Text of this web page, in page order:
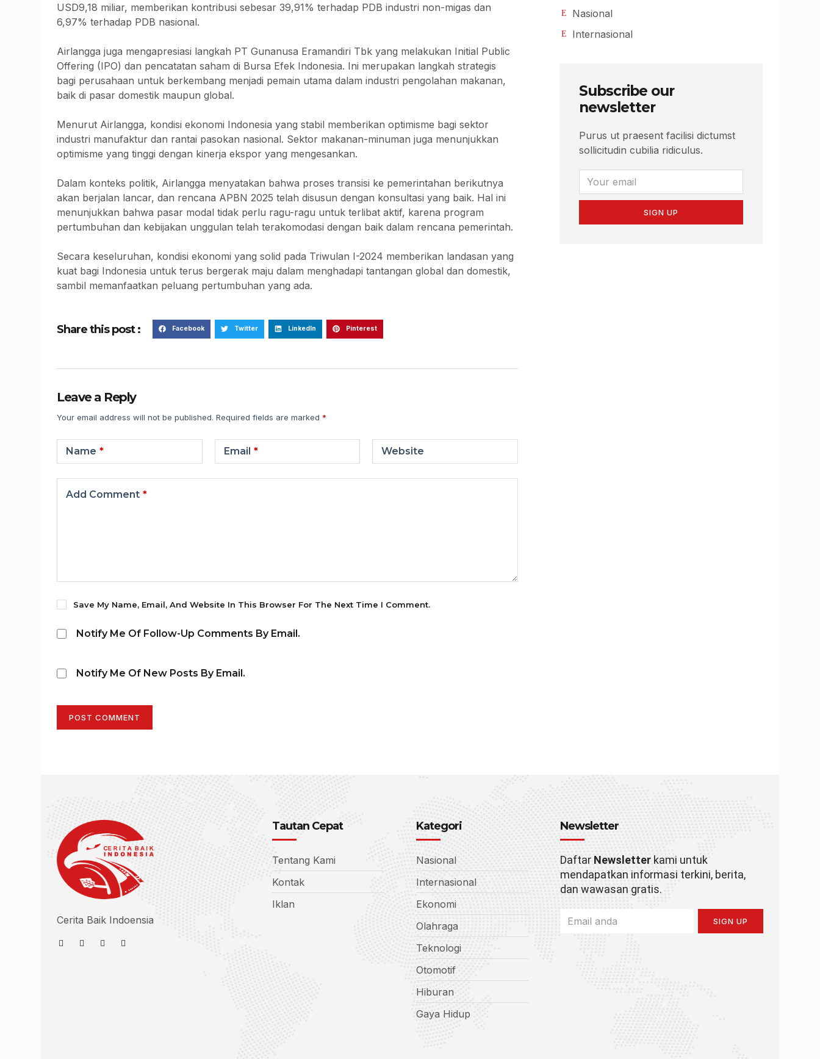
USD9,18 miliar, memberikan kontribusi sebesar 39,91% terhadap PDB industri non-migas dan
6,97% terhadap PDB nasional.
Airlangga juga mengapresiasi langkah PT Gunanusa Eramandiri Tbk yang melakukan Initial Public
Offering (IPO) dan pencatatan saham di Bursa Efek Indonesia. Ini merupakan langkah strategis
bagi perusahaan untuk berkembang menjadi pemain utama dalam industri pengolahan makanan,
baik di pasar domestik maupun global.
Menurut Airlangga, kondisi ekonomi Indonesia yang stabil memberikan optimisme bagi sektor
industri manufaktur dan rantai pasokan nasional. Sektor makanan-minuman juga menunjukkan
optimisme yang tinggi dengan kinerja ekspor yang mengesankan.
Dalam konteks politik, Airlangga menyatakan bahwa proses transisi ke pemerintahan berikutnya
akan berjalan lancar, dan rencana APBN 2025 telah disusun dengan konsultasi yang baik. Hal ini
menunjukkan bahwa pasar modal tidak perlu ragu-ragu untuk terlibat aktif, karena program
pertumbuhan dan kebijakan unggulan telah terakomodasi dengan baik dalam rencana pemerintah.
Secara keseluruhan, kondisi ekonomi yang solid pada Triwulan I-2024 memberikan landasan yang
kuat bagi Indonesia untuk terus bergerak maju dalam menghadapi tantangan global dan domestik,
sambil memanfaatkan peluang pertumbuhan yang ada.
Share this post : Facebook Twitter LinkedIn Pinterest
Leave a Reply
Your email address will not be published. Required fields are marked *
Name * Email * Website
Add Comment *
Save My Name, Email, And Website In This Browser For The Next Time I Comment.
Notify Me Of Follow-Up Comments By Email.
Notify Me Of New Posts By Email.
POST COMMENT
Nasional
Internasional
Subscribe our
newsletter
Purus ut praesent facilisi dictumst
sollicitudin cubilia ridiculus.
SIGN UP
Cerita Baik Indoensia
Tautan Cepat
Tentang Kami
Kontak
Iklan
Kategori
Nasional
Internasional
Ekonomi
Olahraga
Teknologi
Otomotif
Hiburan
Gaya Hidup
Newsletter
Daftar Newsletterkami untuk
mendapatkan informasi terkini, berita,
dan wawasan gratis.
SIGN UP